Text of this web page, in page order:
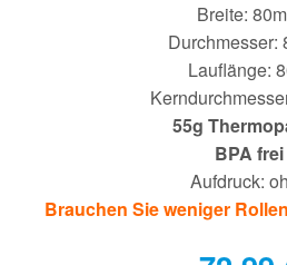
Breite:
Durchmesser:
Lauflänge:
55g
BPA frei
Aufdruck:
Brauchen Sie weniger